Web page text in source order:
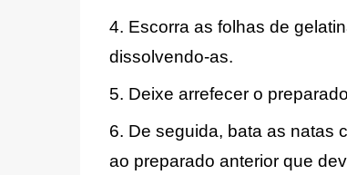
4. Escorra as folhas de
dissolvendo-as.
5. Deixe arrefecer o
6. De seguida, bata as natas
ao preparado anterior que